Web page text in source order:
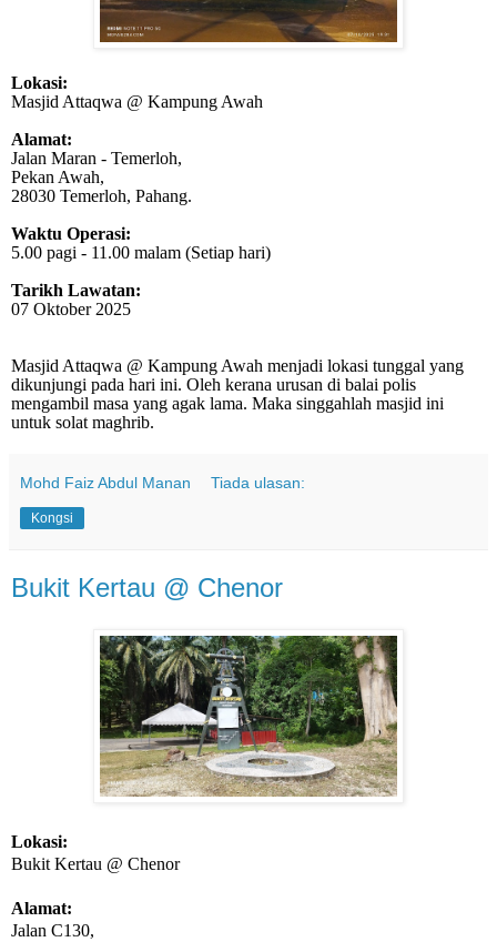
Lokasi:
Masjid Attaqwa @ Kampung Awah
Alamat:
Jalan Maran - Temerloh,
Pekan Awah,
28030 Temerloh, Pahang.
Waktu Operasi:
5.00 pagi - 11.00 malam (Setiap hari)
Tarikh Lawatan:
07 Oktober 2025
Masjid Attaqwa @ Kampung Awah menjadi lokasi tunggal yang
dikunjungi pada hari ini. Oleh kerana urusan di balai polis
mengambil masa yang agak lama. Maka singgahlah masjid ini
untuk solat maghrib.
Mohd Faiz Abdul Manan Tiada ulasan:
Kongsi
Bukit Kertau @ Chenor
Lokasi:
Bukit Kertau @ Chenor
Alamat:
Jalan C130,